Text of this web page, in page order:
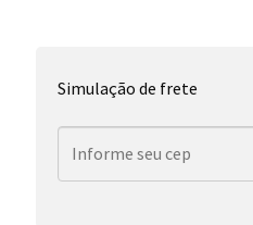
Simulação de frete